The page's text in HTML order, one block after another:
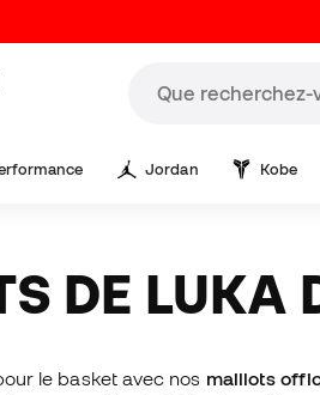
Jordan Kobe
DE
le basket avec nos maillots